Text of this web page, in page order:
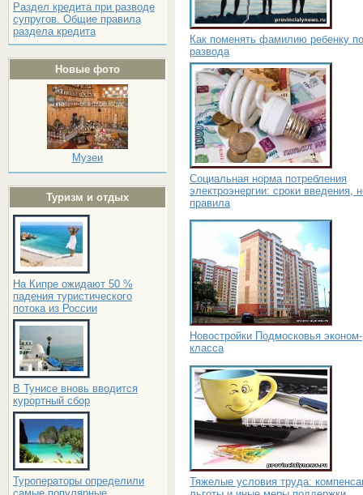
Раздел кредита при разводе
супругов. Общие правила
раздела кредита
Новые фото
Музеи
Туризм и отдых
На Кипре ожидают 50 %
падения туристического
потока из России
В Тунисе вновь вводится
курортный сбор
Туроператоры определили
Как поменять фамилию ребенку
развода
Социальная норма потребления
электроэнергии: сроки введения,
правила
Новостройки Подмосковья эконом-
класса
Тяжелые условия труда: